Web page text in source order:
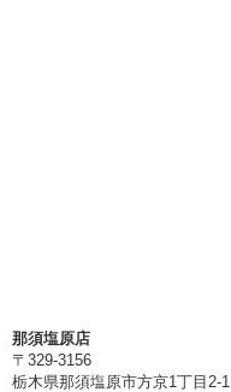
那須塩原店
〒329-3156
栃木県那須塩原市方京1丁目2-1